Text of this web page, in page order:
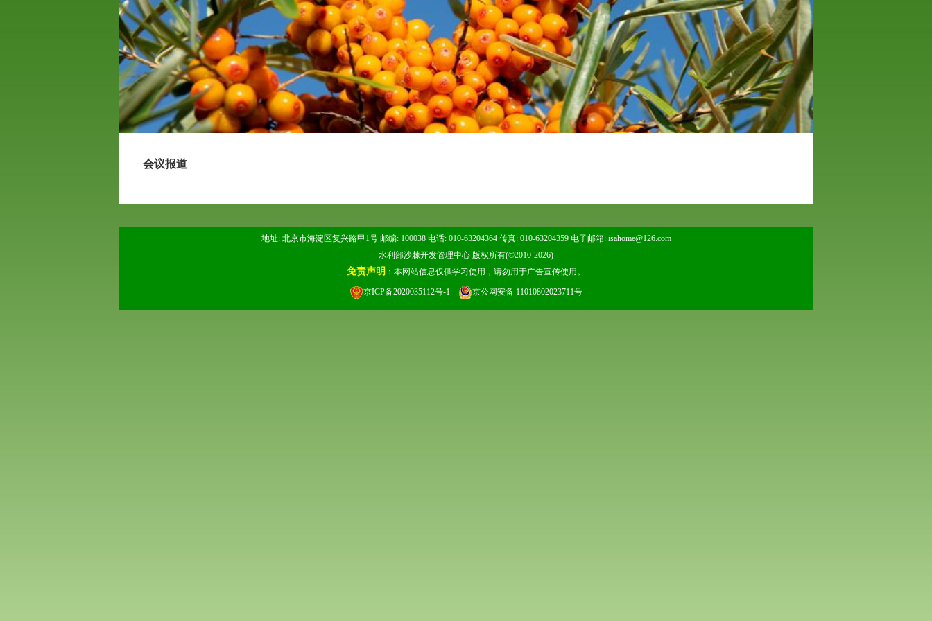
会议报道
地址: 北京市海淀区复兴路甲1号 邮编: 100038 电话: 010-63204364 传真: 010-63204359 电子邮箱: isahome@126.com
水利部沙棘开发管理中心 版权所有(©2010-2026)
免责声明 ：本网站信息仅供学习使用，请勿用于广告宣传使用。
京ICP备2020035112号-1 京公网安备 11010802023711号